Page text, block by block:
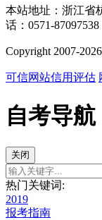
本站地址：浙江省
话：0571-87097538
Copyright 2007-
可信网站信用评估
自考导航
关闭
热门关键词:
2019
报考指南